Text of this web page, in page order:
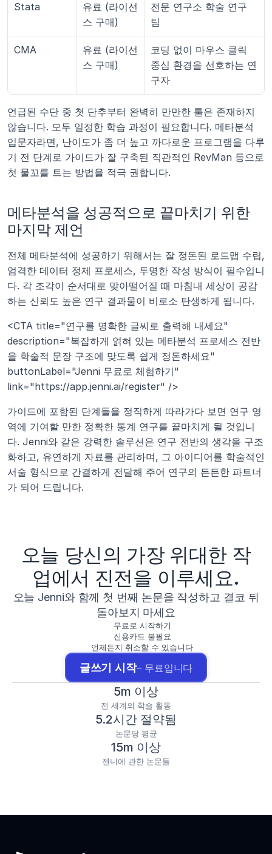
Stata
유료 (라이선
스 구매)
전문 연구소 학술 연구
팀
CMA
유료 (라이선
스 구매)
코딩 없이 마우스 클릭
중심 환경을 선호하는 연
구자
언급된 수단 중 첫 단추부터 완벽히 만만한 툴은 존재하지
않습니다. 모두 일정한 학습 과정이 필요합니다. 메타분석
입문자라면, 난이도가 좀 더 높고 까다로운 프로그램을 다루
기 전 단계로 가이드가 잘 구축된 직관적인 RevMan 등으로
첫 물꼬를 트는 방법을 적극 권합니다.
메타분석을 성공적으로 끝마치기 위한
마지막 제언
전체 메타분석에 성공하기 위해서는 잘 정돈된 로드맵 수립,
엄격한 데이터 정제 프로세스, 투명한 작성 방식이 필수입니
다. 각 조각이 순서대로 맞아떨어질 때 마침내 세상이 공감
하는 신뢰도 높은 연구 결과물이 비로소 탄생하게 됩니다.
<CTA title="연구를 명확한 글씨로 출력해 내세요"
description="복잡하게 얽혀 있는 메타분석 프로세스 전반
을 학술적 문장 구조에 맞도록 쉽게 정돈하세요"
buttonLabel="Jenni 무료로 체험하기"
link="https://app.jenni.ai/register" />
가이드에 포함된 단계들을 정직하게 따라가다 보면 연구 영
역에 기여할 만한 정확한 통계 연구를 끝마치게 될 것입니
다. Jenni와 같은 강력한 솔루션은 연구 전반의 생각을 구조
화하고, 유연하게 자료를 관리하며, 그 아이디어를 학술적인
서술 형식으로 간결하게 전달해 주어 연구의 든든한 파트너
가 되어 드립니다.
오늘 당신의 가장 위대한 작
업에서 진전을 이루세요.
오늘 Jenni와 함께 첫 번째 논문을 작성하고 결코 뒤
돌아보지 마세요
무료로 시작하기
신용카드 불필요
언제든지 취소할 수 있습니다
글쓰기 시작– 무료입니다
5m 이상
전 세계의 학술 활동
5.2시간 절약됨
논문당 평균
15m 이상
젠니에 관한 논문들